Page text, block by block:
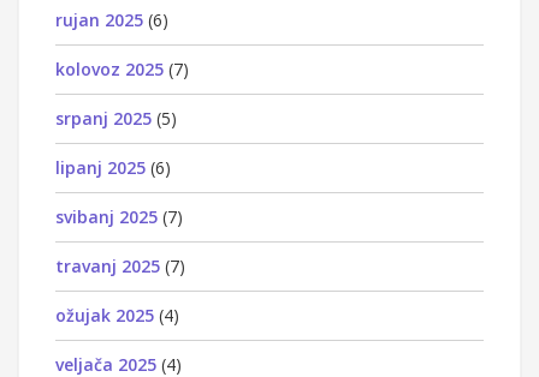
rujan 2025 (6)
kolovoz 2025 (7)
srpanj 2025 (5)
lipanj 2025 (6)
svibanj 2025 (7)
travanj 2025 (7)
ožujak 2025 (4)
veljača 2025 (4)